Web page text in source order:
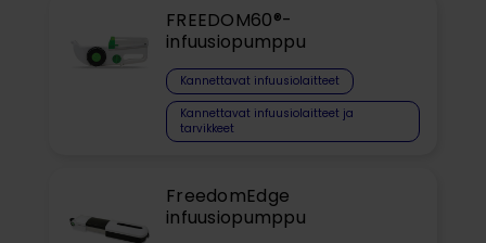
FREEDOM60®-
infuusiopumppu
Kannettavat infuusiolaitteet
Kannettavat infuusiolaitteet ja
tarvikkeet
FreedomEdge
infuusiopumppu